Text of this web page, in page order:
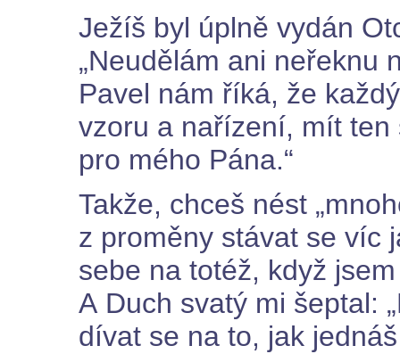
Ježíš byl úplně vydán
„Neudělám ani neřeknu
Pavel nám říká, že
vzoru a nařízení, mít ten
pro mého Pána.“
Takže, chceš nést
z proměny stávat se víc
sebe na totéž, když
A Duch svatý mi šeptal:
dívat se na to, jak